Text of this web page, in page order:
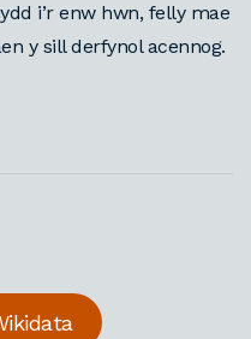
i’r enw hwn, felly mae
y sill derfynol acennog.